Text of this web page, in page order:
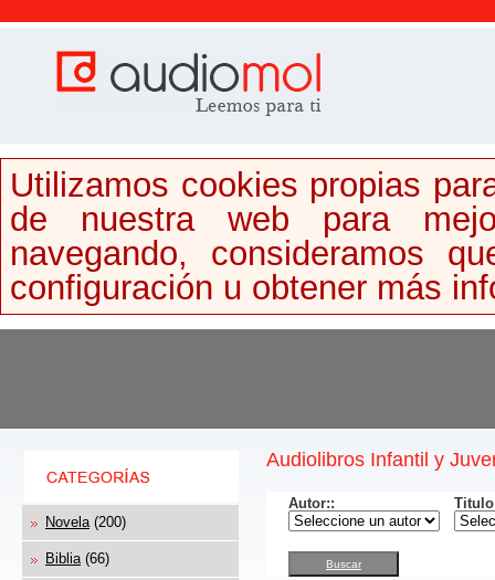
Utilizamos cookies propias
de nuestra web para
navegando, consideramos
configuración u obtener más
Novela (200)
Biblia (66)
Audiolibros Infantil y
Autor::